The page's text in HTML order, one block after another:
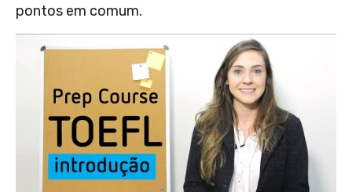
pontos em comum.